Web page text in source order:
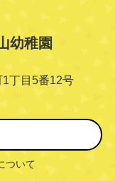
幼稚園
丁目5番12号
ついて